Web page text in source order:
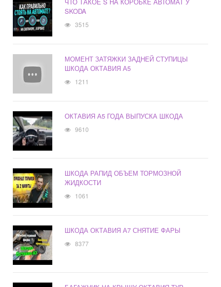
SKODA
3515
МОМЕНТ ЗАТЯЖКИ ЗАДНЕЙ СТУПИЦЫ
ШКОДА ОКТАВИЯ А5
1211
ОКТАВИЯ А5 ГОДА ВЫПУСКА ШКОДА
9610
ШКОДА РАПИД ОБЪЕМ ТОРМОЗНОЙ
ЖИДКОСТИ
1061
ШКОДА ОКТАВИЯ А7 СНЯТИЕ ФАРЫ
8377